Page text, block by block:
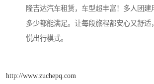
隆吉达汽车租赁，车型超丰富！多人团建
多少都能满足。让每段旅程都安心又舒适
悦出行模式。
http://www.zuchepq.com